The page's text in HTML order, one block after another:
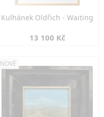
Kulhánek Oldřich - Waiting
13 100 Kč
NOVÉ